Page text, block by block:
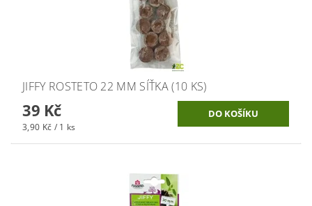
JIFFY ROSTETO 22 MM SÍŤKA (10 KS)
39 Kč
3,90 Kč / 1 ks